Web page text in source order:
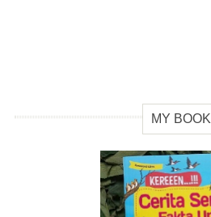
MY BOOK